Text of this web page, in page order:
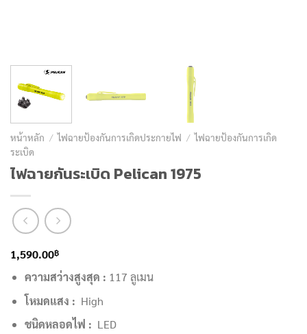
หน้าหลัก / ไฟฉายป้องกันการเกิดประกายไฟ / ไฟฉายป้องกันการเกิด
ระเบิด
ไฟฉายกันระเบิด Pelican 1975
1,590.00฿
ความสว่างสูงสุด : 117 ลูเมน
โหมดแสง : High
ชนิดหลอดไฟ : LED